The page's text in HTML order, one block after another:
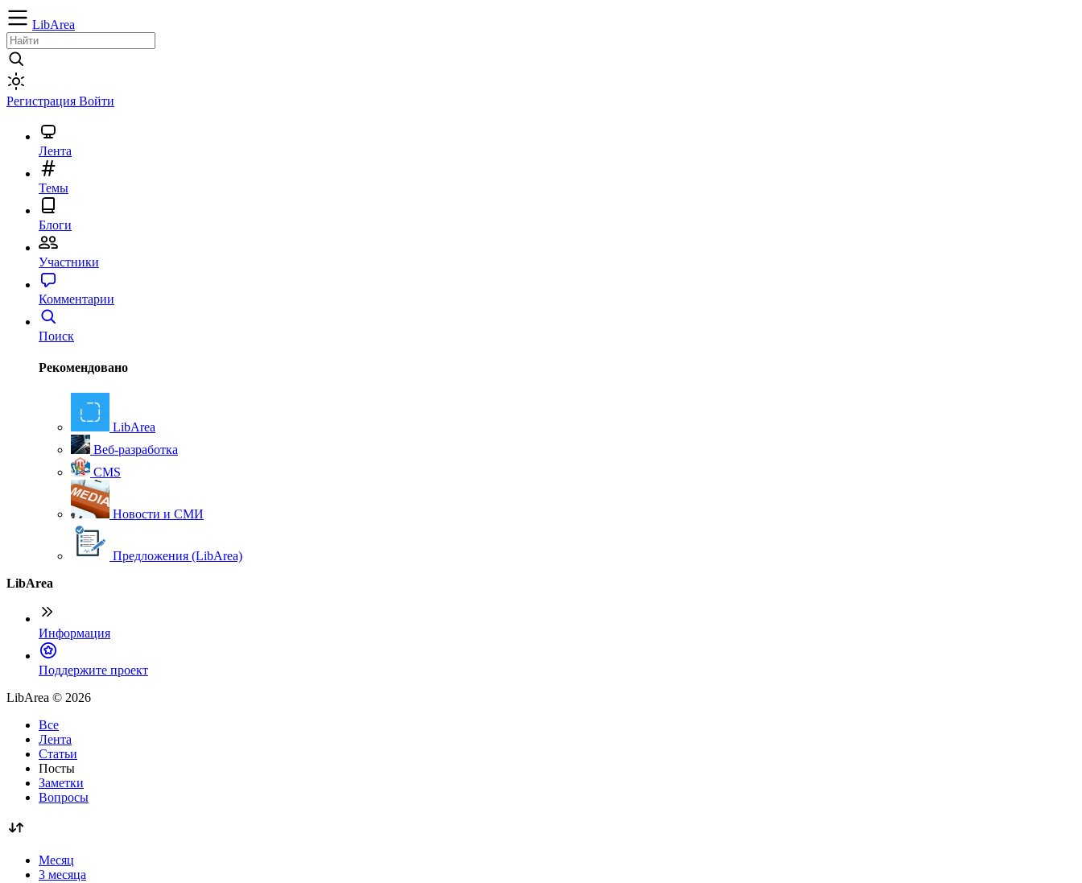
LibArea
Регистрация Войти
Лента
Темы
Блоги
Участники
Комментарии
Поиск
Рекомендовано
LibArea
Веб-разработка
CMS
Новости и СМИ
Предложения (LibArea)
LibArea
Информация
Поддержите проект
LibArea © 2026
Все
Лента
Статьи
Посты
Заметки
Вопросы
Месяц
3 месяца